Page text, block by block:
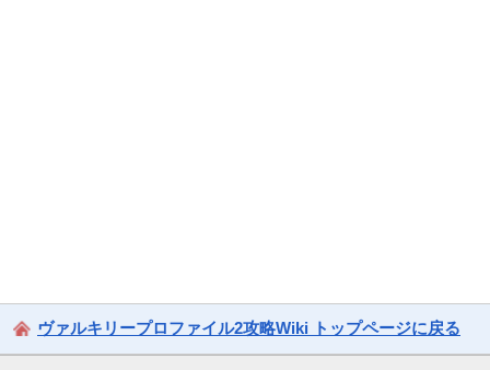
ヴァルキリープロファイル2攻略Wiki トップページに戻る